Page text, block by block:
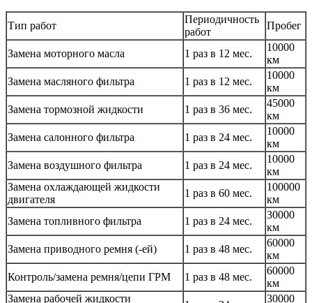
Тип работ
Периодичность
работ
Пробег
Замена моторного масла 1 раз в 12 мес.
10000
км
Замена масляного фильтра
1 раз в 12 мес.
10000
км
Замена тормозной жидкости
1 раз в 36 мес.
45000
км
Замена салонного фильтра
1 раз в 24 мес.
10000
км
Замена воздушного фильтра
1 раз в 24 мес.
10000
км
Замена охлаждающей жидкости
двигателя
1 раз в 60 мес.
100000
км
Замена топливного фильтра
1 раз в 24 мес.
30000
км
Замена приводного ремня (-ей)
1 раз в 48 мес.
60000
км
Контроль/замена ремня/цепи ГРМ
1 раз в 48 мес.
60000
км
Замена рабочей жидкости
30000